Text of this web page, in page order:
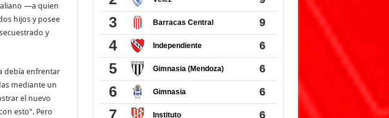
—a quien
hijos y posee
y
debía enfrentar
mediante un
el nuevo
esto”. Pero